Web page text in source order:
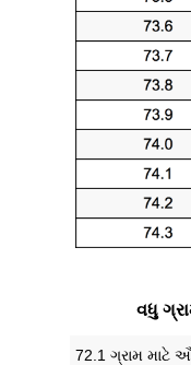
વધુ
72.1 ગ્રામ માટે